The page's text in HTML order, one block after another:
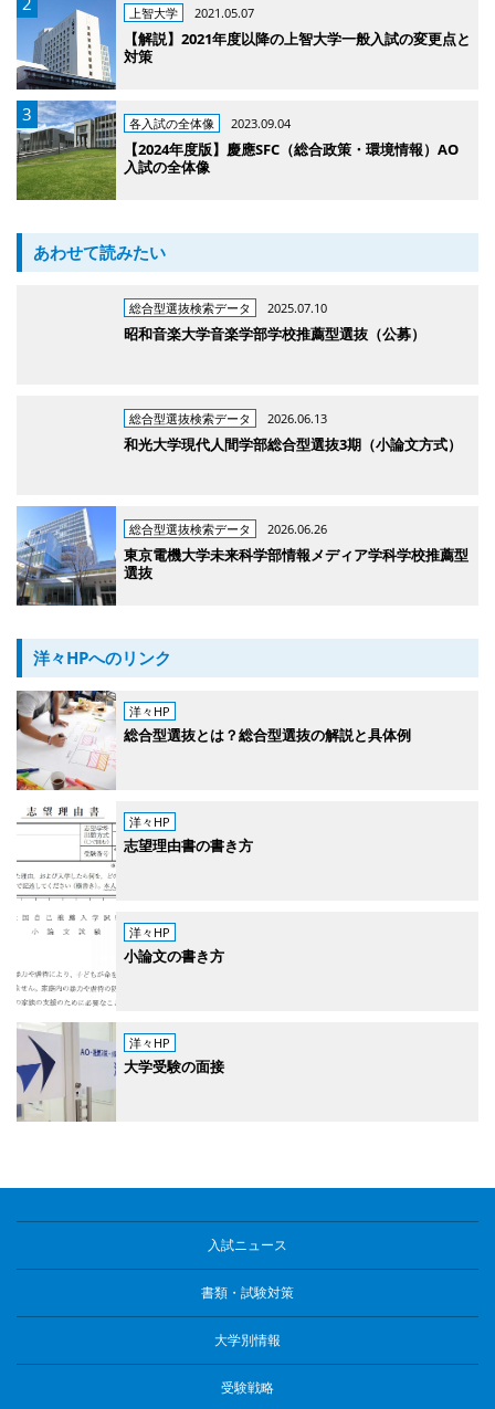
上智大学 2021.05.07
【解説】2021年度以降の上智大学一般入試の変更点と
対策
各入試の全体像 2023.09.04
【2024年度版】慶應SFC（総合政策・環境情報）AO
入試の全体像
あわせて読みたい
総合型選抜検索データ 2025.07.10
昭和音楽大学音楽学部学校推薦型選抜（公募）
総合型選抜検索データ 2026.06.13
和光大学現代人間学部総合型選抜3期（小論文方式）
総合型選抜検索データ 2026.06.26
東京電機大学未来科学部情報メディア学科学校推薦型
選抜
洋々HPへのリンク
洋々HP
総合型選抜とは？総合型選抜の解説と具体例
洋々HP
志望理由書の書き方
洋々HP
小論文の書き方
洋々HP
大学受験の面接
入試ニュース
書類・試験対策
大学別情報
受験戦略